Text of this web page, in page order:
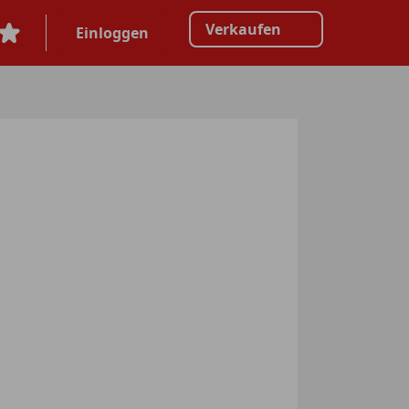
Einloggen Verkaufen